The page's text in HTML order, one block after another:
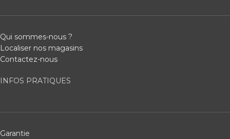
Qui sommes-nous ?
Localiser nos magasins
Contactez-nous
INFOS PRATIQUES
Garantie